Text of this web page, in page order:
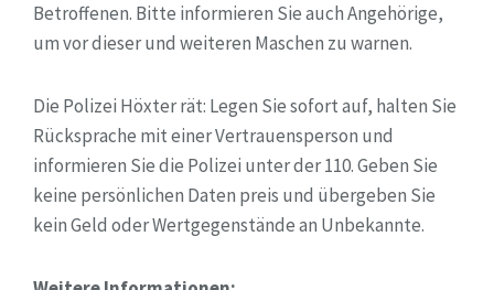
Betroffenen. Bitte informieren Sie auch Angehörige,
um vor dieser und weiteren Maschen zu warnen.
Die Polizei Höxter rät: Legen Sie sofort auf, halten Sie
Rücksprache mit einer Vertrauensperson und
informieren Sie die Polizei unter der 110. Geben Sie
keine persönlichen Daten preis und übergeben Sie
kein Geld oder Wertgegenstände an Unbekannte.